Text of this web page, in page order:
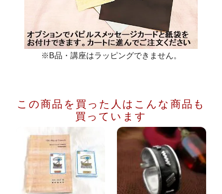
※B品・講座はラッピングできません。
この商品を買った人は こんな商品も
買っています